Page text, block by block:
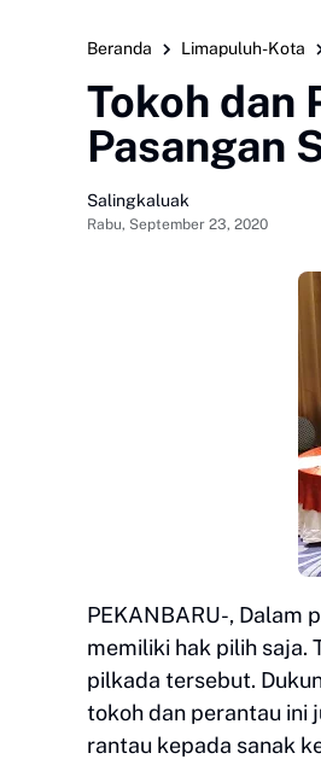
Beranda Limapuluh-Kota
Tokoh dan
Pasangan
Salingkaluak
Rabu, September 23, 2020
PEKANBARU-, Dalam
memiliki hak pilih saja.
pilkada tersebut.
tokoh dan perantau ini
rantau kepada sanak